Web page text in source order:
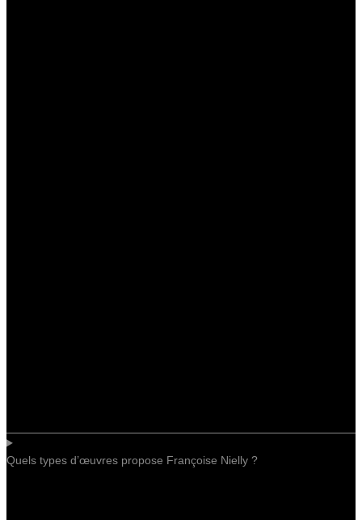
Quels types d’œuvres propose Françoise Nielly ?